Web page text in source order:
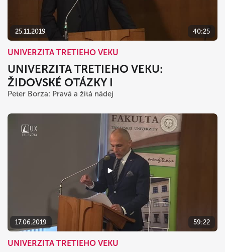
25.11.2019 40:25
UNIVERZITA TRETIEHO VEKU
UNIVERZITA TRETIEHO VEKU:
ŽIDOVSKÉ OTÁZKY I
Peter Borza: Pravá a žitá nádej
17.06.2019 59:22
UNIVERZITA TRETIEHO VEKU